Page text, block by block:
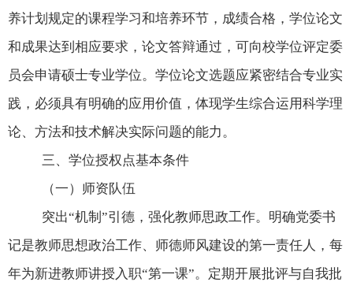
养计划规定的课程学习和培养环节，成绩合格，学位论文
和成果达到相应要求，论文答辩通过，可向校学位评定委
员会申请硕士专业学位。学位论文选题应紧密结合专业实
践，必须具有明确的应用价值，体现学生综合运用科学理
论、方法和技术解决实际问题的能力。
三、学位授权点基本条件
（一）师资队伍
突出“机制”引德，强化教师思政工作。明确党委书
记是教师思想政治工作、师德师风建设的第一责任人，每
年为新进教师讲授入职“第一课”。定期开展批评与自我批